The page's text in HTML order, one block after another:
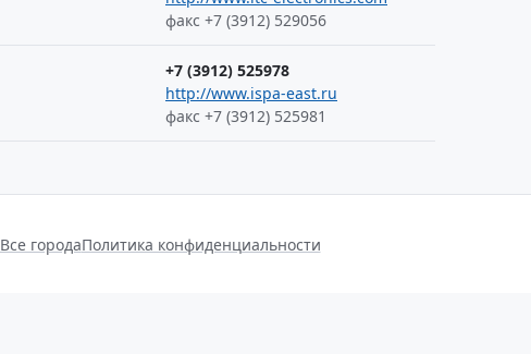
факс +7 (3912) 529056
+7 (3912) 525978
http://www.ispa-east.ru
факс +7 (3912) 525981
Все городаПолитика конфиденциальности